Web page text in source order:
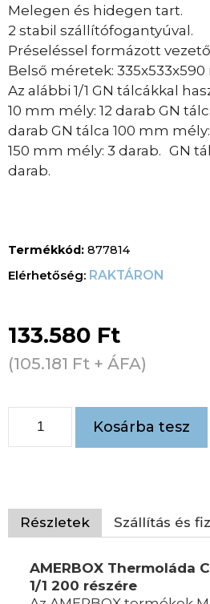
Melegen és hidegen tart.
2 stabil szállítófogantyúval.
Préseléssel formázott
Belső méretek: 335x533x590
Az alábbi 1/1 GN tálcákkal
10 mm mély: 12 darab GN
darab GN tálca 100 mm
150 mm mély: 3 darab. GN
darab.
Termékkód: 877814
RAKTÁRON
133.580 Ft
(105.181 Ft + ÁFA)
Kosárba tesz
Részletek Szállítás és
AMERBOX Thermoláda
1/1 200 részére